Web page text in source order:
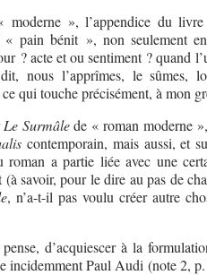
moderne », l’appendice du
pain bénit », non seulement
? acte et ou sentiment ? quand
nous l’apprîmes, le sûmes,
qui touche précisément, à mon
Le Surmâlede « roman moderne
contemporain, mais aussi, et
a partie liée avec une
savoir, pour le dire au pas de
, n’a-t-il pas voulu créer autre
d’acquiescer à la
incidemment Paul Audi (note 2,